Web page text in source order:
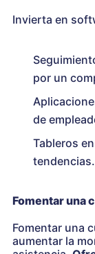
Invierta en
por un
de
Tableros
tendencias.
Fomentar una
Fomentar una
aumentar la